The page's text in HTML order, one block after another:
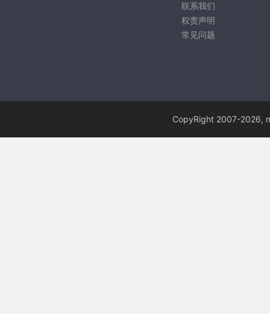
联系我们
权责声明
常见问题
CopyRight 2007-2026,